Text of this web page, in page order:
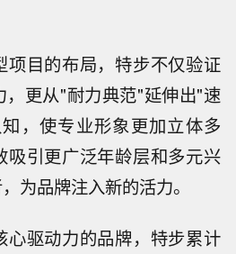
项目的布局，特步不仅验证
，更从"耐力典范"延伸出"速
，使专业形象更加立体多
吸引更广泛年龄层和多元兴
为品牌注入新的活力。
心驱动力的品牌，特步累计